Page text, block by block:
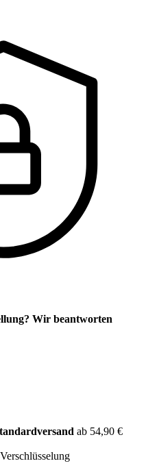
Wir beantworten
ab 54,90 €